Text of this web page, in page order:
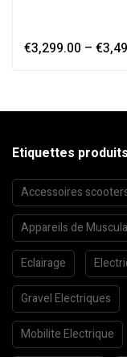
€3,299.00 – €
Etiquettes
Accessoires
Appareils de
Eclairage
Gravel Electriques
Mobilite Electrique